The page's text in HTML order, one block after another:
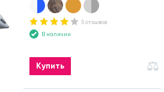
5 отзывов
В наличии
Купить